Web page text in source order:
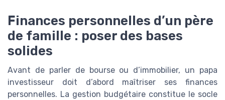
Finances personnelles d’un père
de famille : poser des bases
solides
Avant de parler de bourse ou d’immobilier, un papa
investisseur doit d’abord maîtriser ses finances
personnelles. La gestion budgétaire constitue le socle